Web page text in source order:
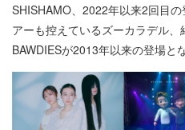
SHISHAMO、2022年以来2回目
アーも控えているズーカラデル
BAWDIESが2013年以来の登場とな